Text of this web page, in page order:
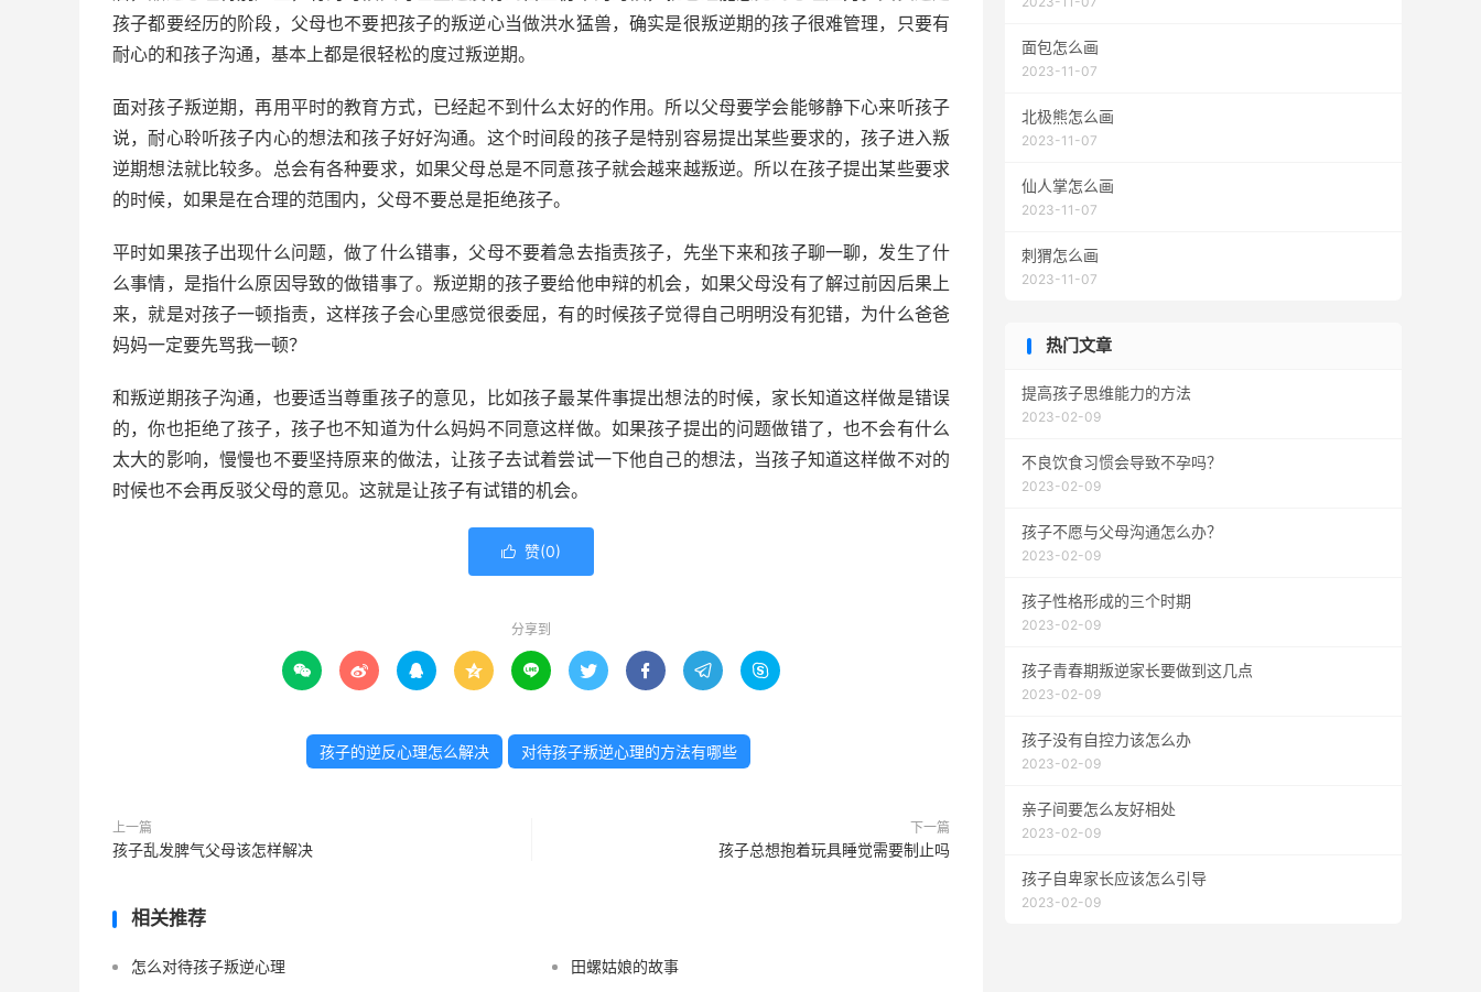
孩子都要经历的阶段，父母也不要把孩子的叛逆心当做洪水猛兽，确实是很叛逆期的孩子很难管理，只要有
耐心的和孩子沟通，基本上都是很轻松的度过叛逆期。
面对孩子叛逆期，再用平时的教育方式，已经起不到什么太好的作用。所以父母要学会能够静下心来听孩子
说，耐心聆听孩子内心的想法和孩子好好沟通。这个时间段的孩子是特别容易提出某些要求的，孩子进入叛
逆期想法就比较多。总会有各种要求，如果父母总是不同意孩子就会越来越叛逆。所以在孩子提出某些要求
的时候，如果是在合理的范围内，父母不要总是拒绝孩子。
平时如果孩子出现什么问题，做了什么错事，父母不要着急去指责孩子，先坐下来和孩子聊一聊，发生了什
么事情，是指什么原因导致的做错事了。叛逆期的孩子要给他申辩的机会，如果父母没有了解过前因后果上
来，就是对孩子一顿指责，这样孩子会心里感觉很委屈，有的时候孩子觉得自己明明没有犯错，为什么爸爸
妈妈一定要先骂我一顿？
和叛逆期孩子沟通，也要适当尊重孩子的意见，比如孩子最某件事提出想法的时候，家长知道这样做是错误
的，你也拒绝了孩子，孩子也不知道为什么妈妈不同意这样做。如果孩子提出的问题做错了，也不会有什么
太大的影响，慢慢也不要坚持原来的做法，让孩子去试着尝试一下他自己的想法，当孩子知道这样做不对的
时候也不会再反驳父母的意见。这就是让孩子有试错的机会。
 赞(0)
分享到
        
孩子的逆反心理怎么解决 对待孩子叛逆心理的方法有哪些
上一篇
孩子乱发脾气父母该怎样解决
下一篇
孩子总想抱着玩具睡觉需要制止吗
相关推荐
怎么对待孩子叛逆心理 田螺姑娘的故事
面包怎么画
2023-11-07
北极熊怎么画
2023-11-07
仙人掌怎么画
2023-11-07
刺猬怎么画
2023-11-07
热门文章
提高孩子思维能力的方法
2023-02-09
不良饮食习惯会导致不孕吗？
2023-02-09
孩子不愿与父母沟通怎么办？
2023-02-09
孩子性格形成的三个时期
2023-02-09
孩子青春期叛逆家长要做到这几点
2023-02-09
孩子没有自控力该怎么办
2023-02-09
亲子间要怎么友好相处
2023-02-09
孩子自卑家长应该怎么引导
2023-02-09